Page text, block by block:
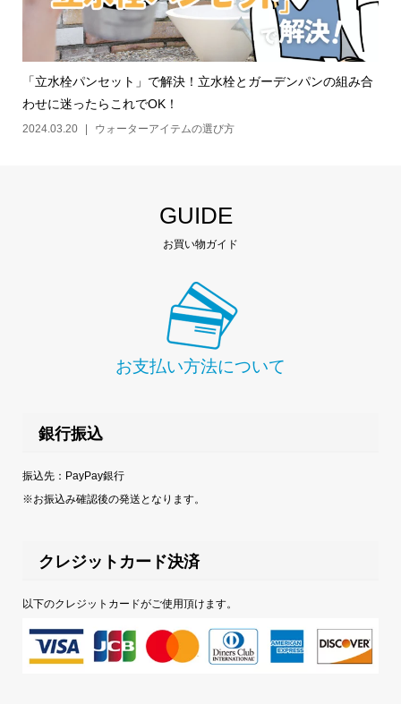
「立水栓パンセット」で解決！立水栓とガーデンパンの組み合
わせに迷ったらこれでOK！
2024.03.20 ウォーターアイテムの選び方
GUIDE
お買い物ガイド
お支払い方法について
銀行振込
振込先：PayPay銀行
※お振込み確認後の発送となります。
クレジットカード決済
以下のクレジットカードがご使用頂けます。